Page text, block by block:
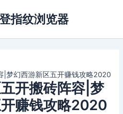
指纹浏览器
|梦幻西游新区五开赚钱攻略2020
开搬砖阵容|梦
赚钱攻略2020